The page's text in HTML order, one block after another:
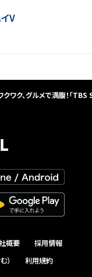
V
クワク、グルメで満腹！「
概要
採用情報
）
利用規約